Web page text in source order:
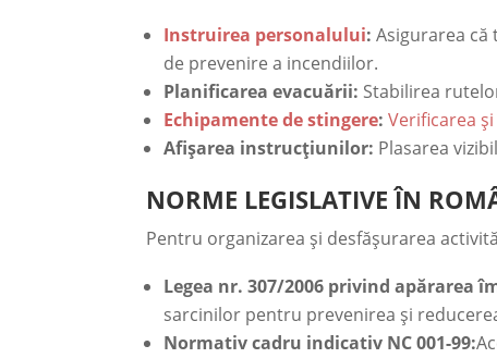
Instruirea personalului: Asigurarea
de prevenire a incendiilor.
Planificarea evacuării: Stabilirea
Echipamente de stingere: Verificarea
Afișarea instrucțiunilor: Plasarea
NORME LEGISLATIVE ÎN
Pentru organizarea și desfășurarea
Legea nr. 307/2006 privind apărarea
sarcinilor pentru prevenirea și
Normativ cadru indicativ NC 001-99: